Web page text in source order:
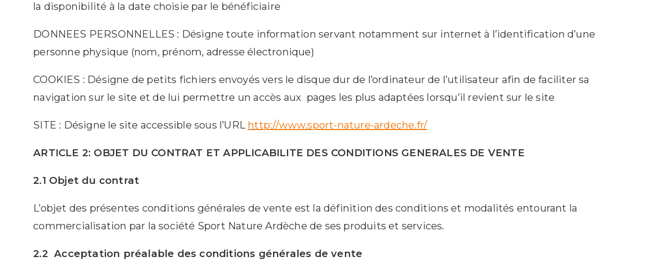
la disponibilité à la date choisie par le bénéficiaire
DONNEES PERSONNELLES : Désigne toute information servant notamment sur internet à l’identification d’une
personne physique (nom, prénom, adresse électronique)
COOKIES : Désigne de petits fichiers envoyés vers le disque dur de l’ordinateur de l’utilisateur afin de faciliter sa
navigation sur le site et de lui permettre un accès aux pages les plus adaptées lorsqu’il revient sur le site
SITE : Désigne le site accessible sous l’URL http://www.sport-nature-ardeche.fr/
ARTICLE 2: OBJET DU CONTRAT ET APPLICABILITE DES CONDITIONS GENERALES DE VENTE
2.1 Objet du contrat
L’objet des présentes conditions générales de vente est la définition des conditions et modalités entourant la
commercialisation par la société Sport Nature Ardèche de ses produits et services.
2.2 Acceptation préalable des conditions générales de vente